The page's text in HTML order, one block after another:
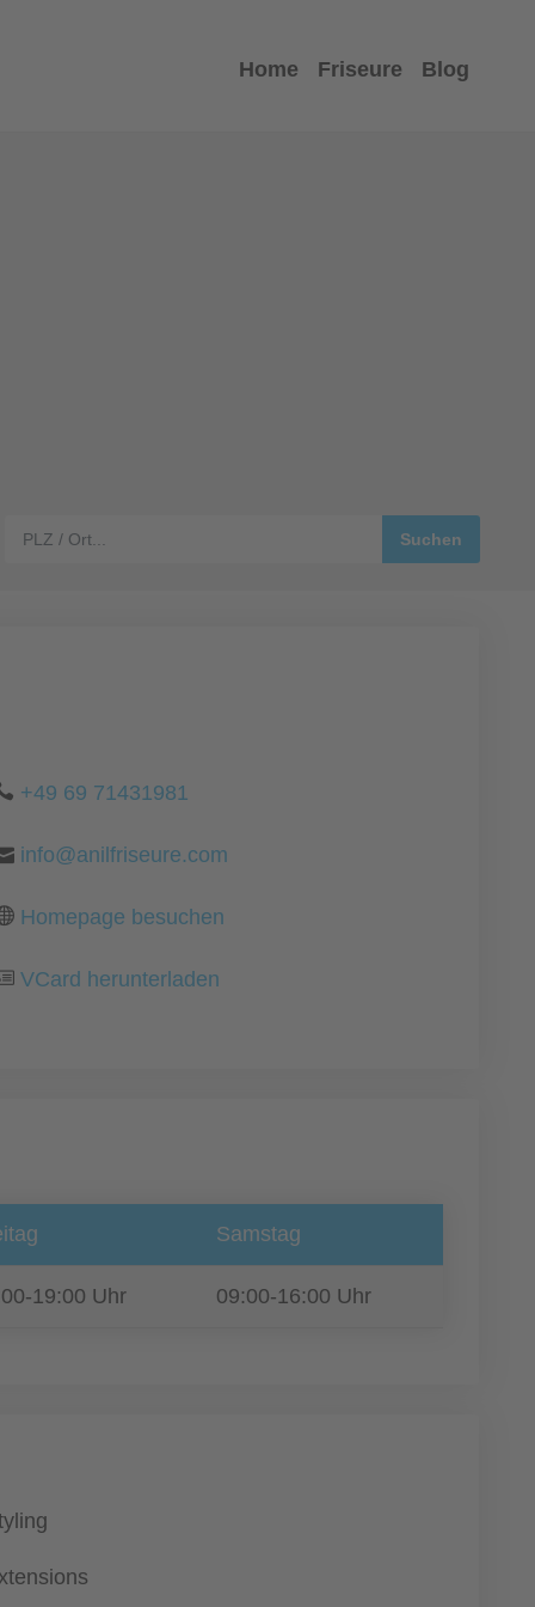
Home Friseure Blog
+49 69 71431981
info@anilfriseure.com
Homepage besuchen
VCard herunterladen
Samstag
19:00 Uhr 09:00-16:00 Uhr